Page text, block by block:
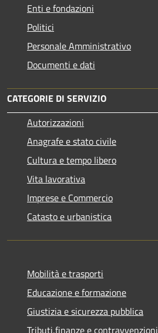
Enti e fondazioni
Politici
Personale Amministrativo
Documenti e dati
CATEGORIE DI SERVIZIO
Autorizzazioni
Anagrafe e stato civile
Cultura e tempo libero
Vita lavorativa
Imprese e Commercio
Catasto e urbanistica
Mobilità e trasporti
Educazione e formazione
Giustizia e sicurezza pubblica
Tributi,finanze e contravvenzioni